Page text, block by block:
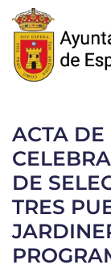
Skip to main
ACTA DE
DE
TRES